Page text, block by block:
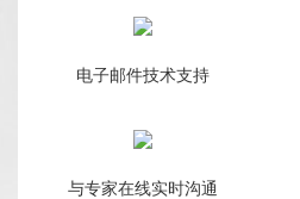
电子邮件技术支持
与专家在线实时沟通